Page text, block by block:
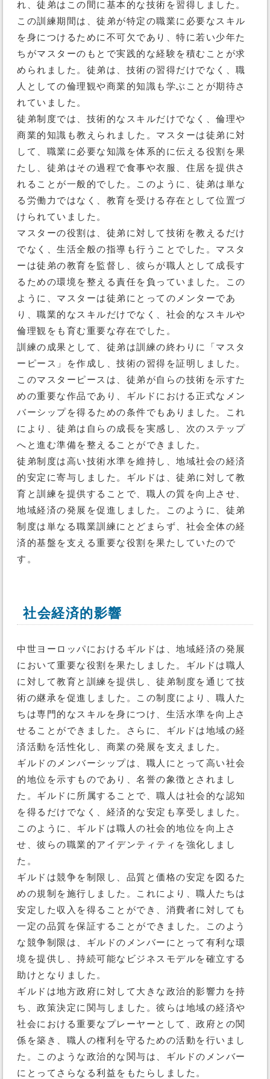
れ、徒弟はこの間に基本的な技術を習得しました。
この訓練期間は、徒弟が特定の職業に必要なスキル
を身につけるために不可欠であり、特に若い少年た
ちがマスターのもとで実践的な経験を積むことが求
められました。徒弟は、技術の習得だけでなく、職
人としての倫理観や商業的知識も学ぶことが期待さ
れていました。
徒弟制度では、技術的なスキルだけでなく、倫理や
商業的知識も教えられました。マスターは徒弟に対
して、職業に必要な知識を体系的に伝える役割を果
たし、徒弟はその過程で食事や衣服、住居を提供さ
れることが一般的でした。このように、徒弟は単な
る労働力ではなく、教育を受ける存在として位置づ
けられていました。
マスターの役割は、徒弟に対して技術を教えるだけ
でなく、生活全般の指導も行うことでした。マスタ
ーは徒弟の教育を監督し、彼らが職人として成長す
るための環境を整える責任を負っていました。この
ように、マスターは徒弟にとってのメンターであ
り、職業的なスキルだけでなく、社会的なスキルや
倫理観をも育む重要な存在でした。
訓練の成果として、徒弟は訓練の終わりに「マスタ
ーピース」を作成し、技術の習得を証明しました。
このマスターピースは、徒弟が自らの技術を示すた
めの重要な作品であり、ギルドにおける正式なメン
バーシップを得るための条件でもありました。これ
により、徒弟は自らの成長を実感し、次のステップ
へと進む準備を整えることができました。
徒弟制度は高い技術水準を維持し、地域社会の経済
的安定に寄与しました。ギルドは、徒弟に対して教
育と訓練を提供することで、職人の質を向上させ、
地域経済の発展を促進しました。このように、徒弟
制度は単なる職業訓練にとどまらず、社会全体の経
済的基盤を支える重要な役割を果たしていたので
す。
社会経済的影響
中世ヨーロッパにおけるギルドは、地域経済の発展
において重要な役割を果たしました。ギルドは職人
に対して教育と訓練を提供し、徒弟制度を通じて技
術の継承を促進しました。この制度により、職人た
ちは専門的なスキルを身につけ、生活水準を向上さ
せることができました。さらに、ギルドは地域の経
済活動を活性化し、商業の発展を支えました。
ギルドのメンバーシップは、職人にとって高い社会
的地位を示すものであり、名誉の象徴とされまし
た。ギルドに所属することで、職人は社会的な認知
を得るだけでなく、経済的な安定も享受しました。
このように、ギルドは職人の社会的地位を向上さ
せ、彼らの職業的アイデンティティを強化しまし
た。
ギルドは競争を制限し、品質と価格の安定を図るた
めの規制を施行しました。これにより、職人たちは
安定した収入を得ることができ、消費者に対しても
一定の品質を保証することができました。このよう
な競争制限は、ギルドのメンバーにとって有利な環
境を提供し、持続可能なビジネスモデルを確立する
助けとなりました。
ギルドは地方政府に対して大きな政治的影響力を持
ち、政策決定に関与しました。彼らは地域の経済や
社会における重要なプレーヤーとして、政府との関
係を築き、職人の権利を守るための活動を行いまし
た。このような政治的な関与は、ギルドのメンバー
にとってさらなる利益をもたらしました。